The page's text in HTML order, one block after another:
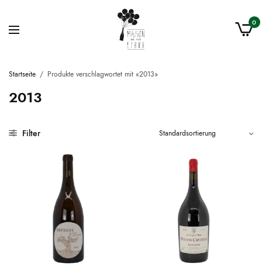
0
Startseite / Produkte verschlagwortet mit «2013»
2013
Filter